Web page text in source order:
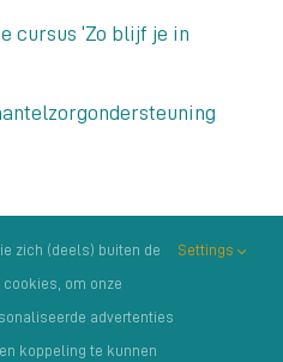
cursus ‘Zo blijf je in
zich (deels) buiten de
cookies, om onze
advertenties
koppeling te kunnen
Settings